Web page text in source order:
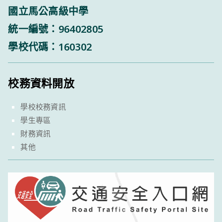
國立馬公高級中學
統一編號：96402805
學校代碼：160302
校務資料開放
學校校務資訊
學生專區
財務資訊
其他